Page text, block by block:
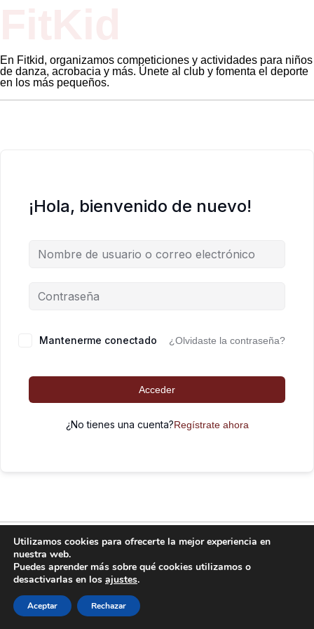
En Fitkid, organizamos competiciones y actividades para niños
de danza, acrobacia y más. Únete al club y fomenta el deporte
en los más pequeños.
¡Hola, bienvenido de nuevo!
Mantenerme conectado ¿Olvidaste la contraseña?
Acceder
¿No tienes una cuenta?Regístrate ahora
FitKid funciona gracias aWordPress
Utilizamos cookies para ofrecerte la mejor experiencia en
nuestra web.
Puedes aprender más sobre qué cookies utilizamos o
desactivarlas en los ajustes.
Aceptar Rechazar